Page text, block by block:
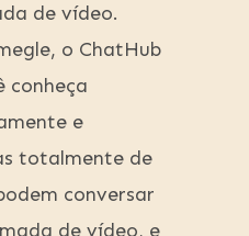
de vídeo.
o ChatHub
conheça
e
totalmente de
conversar
de vídeo, e